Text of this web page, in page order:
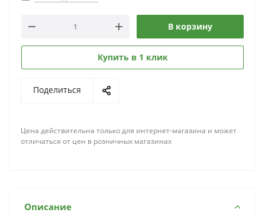
В корзину
Купить в 1 клик
Поделиться
Цена действительна только для интернет-магазина и может
отличаться от цен в розничных магазинах
Описание